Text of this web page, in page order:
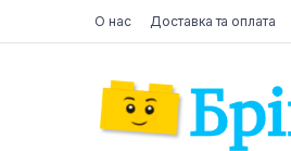
О нас Доставка та оплата